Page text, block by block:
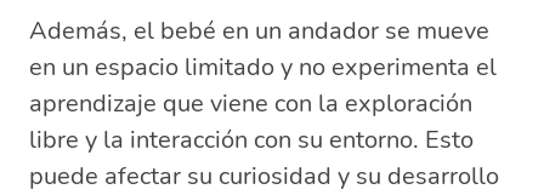
Además, el bebé en un andador se mueve
en un espacio limitado y no experimenta el
aprendizaje que viene con la exploración
libre y la interacción con su entorno. Esto
puede afectar su curiosidad y su desarrollo